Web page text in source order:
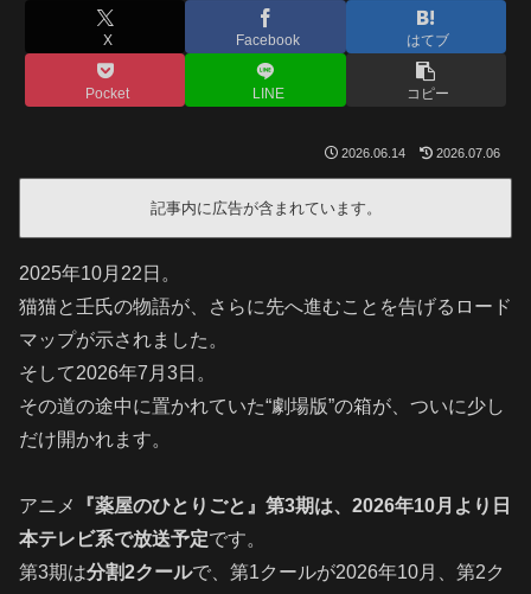
X Facebook はてブ
Pocket LINE コピー
2026.06.14 2026.07.06
記事内に広告が含まれています。
2025年10月22日。
猫猫と壬氏の物語が、さらに先へ進むことを告げるロード
マップが示されました。
そして2026年7月3日。
その道の途中に置かれていた“劇場版”の箱が、ついに少し
だけ開かれます。
アニメ
『薬屋のひとりごと』第3期は、2026年10月より日
本テレビ系で放送予定です。
第3期は分割2クールで、第1クールが2026年10月、第2ク